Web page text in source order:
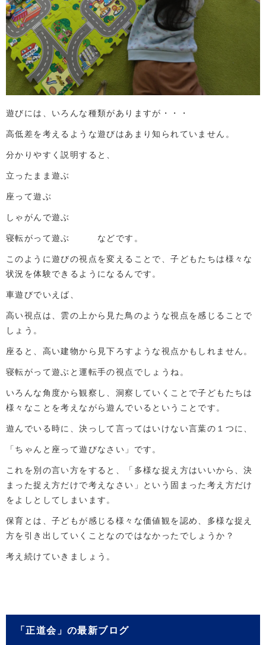
遊びには、いろんな種類がありますが・・・
高低差を考えるような遊びはあまり知られていません。
分かりやすく説明すると、
立ったまま遊ぶ
座って遊ぶ
しゃがんで遊ぶ
寝転がって遊ぶ などです。
このように遊びの視点を変えることで、子どもたちは様々な
状況を体験できるようになるんです。
車遊びでいえば、
高い視点は、雲の上から見た鳥のような視点を感じることで
しょう。
座ると、高い建物から見下ろすような視点かもしれません。
寝転がって遊ぶと運転手の視点でしょうね。
いろんな角度から観察し、洞察していくことで子どもたちは
様々なことを考えながら遊んでいるということです。
遊んでいる時に、決っして言ってはいけない言葉の１つに、
「ちゃんと座って遊びなさい」です。
これを別の言い方をすると、「多様な捉え方はいいから、決
まった捉え方だけで考えなさい」という固まった考え方だけ
をよしとしてしまいます。
保育とは、子どもが感じる様々な価値観を認め、多様な捉え
方を引き出していくことなのではなかったでしょうか？
考え続けていきましょう。
「正道会」の最新ブログ